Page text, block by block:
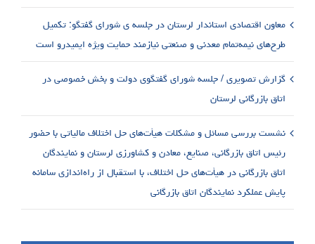
معاون اقتصادی استاندار لرستان در جلسه ی شورای گفتگو: تکمیل
طرح‌های نیمه‌تمام معدنی و صنعتی نیازمند حمایت ویژه ایمیدرو است
گزارش تصویری / جلسه شورای گفتگوی دولت و بخش خصوصی در
اتاق بازرگانی لرستان
نشست بررسی مسائل و مشکلات هیأت‌های حل اختلاف مالیاتی با حضور
رئیس اتاق بازرگانی، صنایع، معادن و کشاورزی لرستان و نمایندگان
اتاق بازرگانی در هیأت‌های حل اختلاف، با استقبال از راه‌اندازی سامانه
پایش عملکرد نمایندگان اتاق بازرگانی